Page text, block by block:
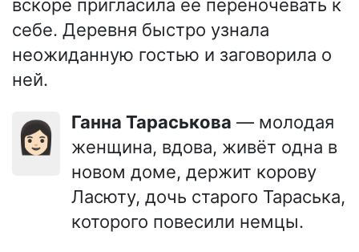
вскоре пригласила её переночевать к
себе. Деревня быстро узнала
неожиданную гостью и заговорила о
ней.
👩🏻 Ганна Тараськова — молодая
женщина, вдова, живёт одна в
новом доме, держит корову
Ласюту, дочь старого Тараська,
которого повесили немцы.